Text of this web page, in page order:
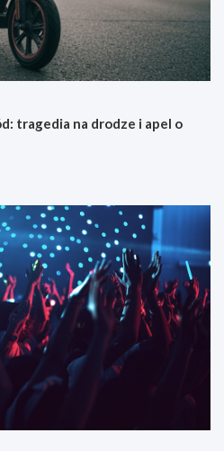
tragedia na drodze i apel o